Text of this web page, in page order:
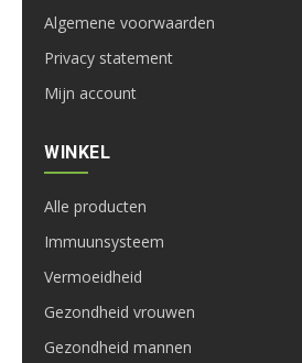
Algemene voorwaarden
Privacy statement
Mijn account
WINKEL
Alle producten
Immuunsysteem
Vermoeidheid
Gezondheid vrouwen
Gezondheid mannen